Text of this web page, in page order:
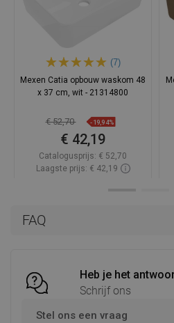
FAQ
Heb je het
Schrijf ons
Stel ons een vraag
(7)
Mexen Catia opbouw waskom 48
x 37 cm, wit - 21314800
€ 52,70 -19,94%
€ 42,19
Catalogusprijs: € 52,70
Laagste prijs: € 42,19